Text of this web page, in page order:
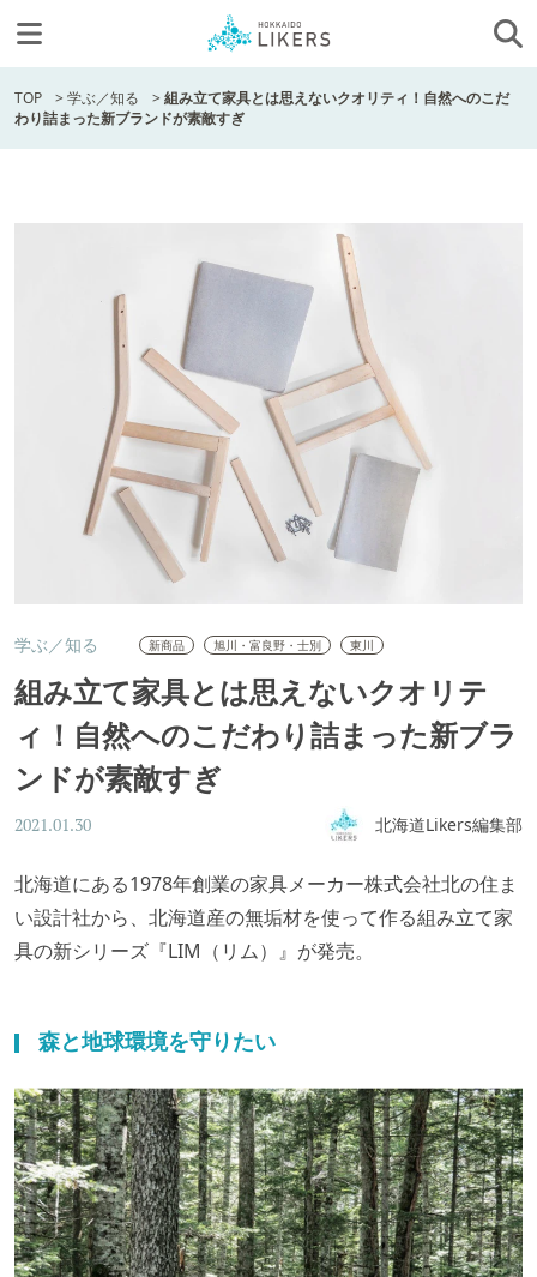
TOP >学ぶ／知る >組み立て家具とは思えないクオリティ！自然へのこだ
わり詰まった新ブランドが素敵すぎ
学ぶ／知る 新商品 旭川・富良野・士別 東川
組み立て家具とは思えないクオリテ
ィ！自然へのこだわり詰まった新ブラ
ンドが素敵すぎ
2021.01.30 北海道Likers編集部
北海道にある1978年創業の家具メーカー株式会社北の住ま
い設計社から、北海道産の無垢材を使って作る組み立て家
具の新シリーズ『LIM（リム）』が発売。
森と地球環境を守りたい